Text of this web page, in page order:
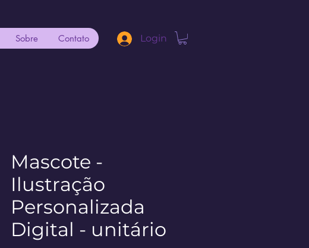
Sobre Contato Login
Mascote -
Ilustração
Personalizada
Digital - unitário